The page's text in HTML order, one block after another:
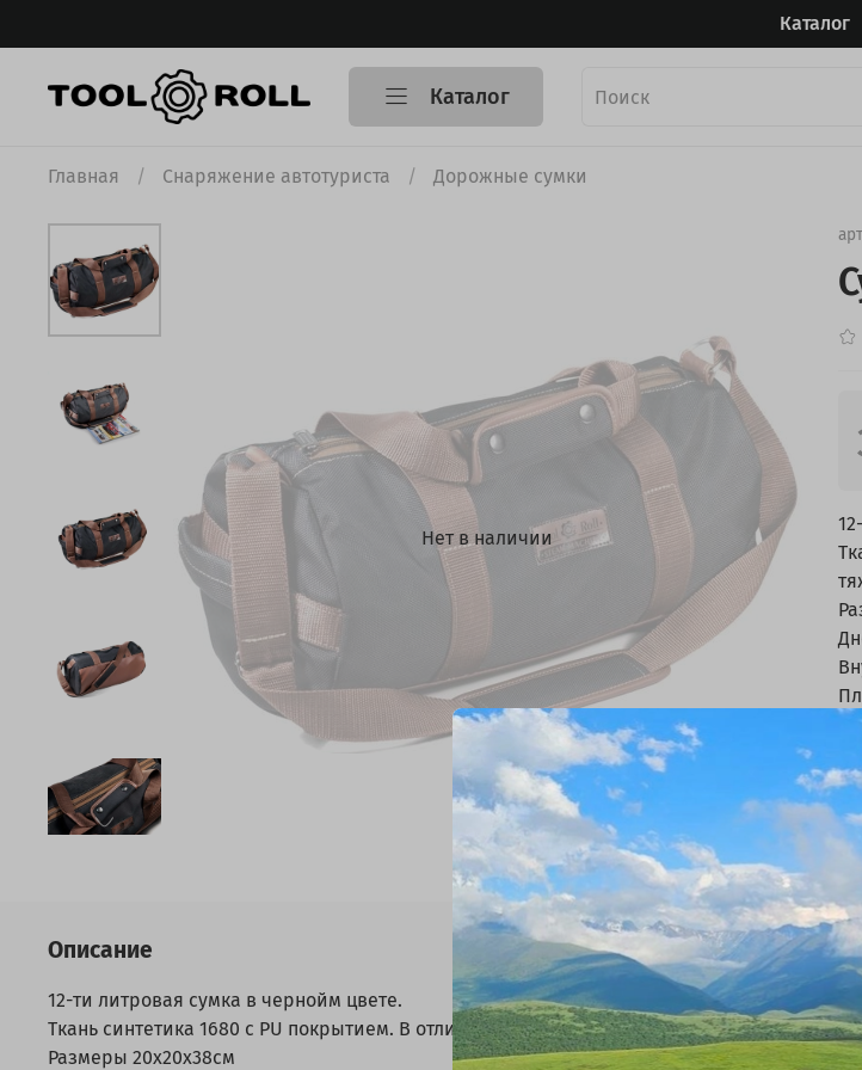
Каталог
Каталог
Главная Снаряжение автотуриста Дорожные сумки
Нет в наличии
Описание
12-ти литровая сумка в чернойм цвете.
Ткань синтетика 1680 с PU покрытием. В отличии от ПВХ ткань не такая тяжелая.
Размеры 20х20х38см